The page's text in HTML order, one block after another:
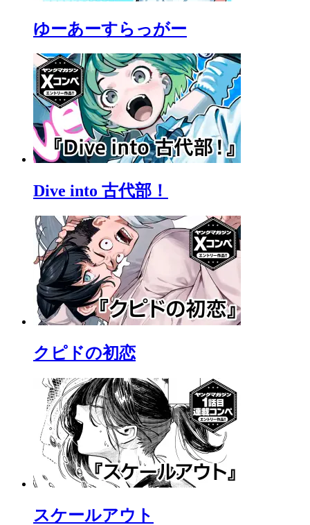
ゆーあーすらっがー
Dive into 古代部！
クピドの初恋
スケールアウト